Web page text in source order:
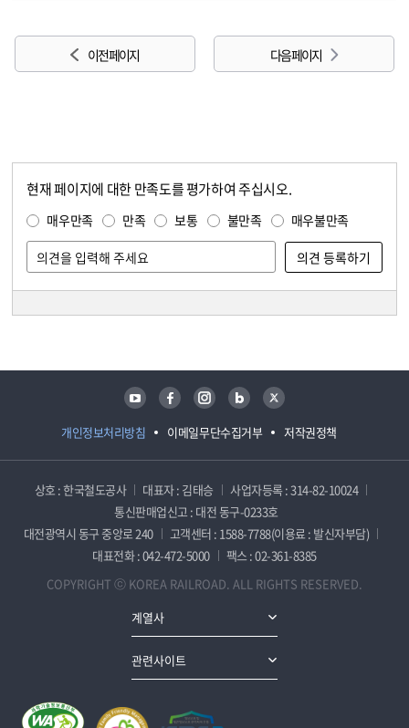
이전 페이지 다음 페이지
현재 페이지에 대한 만족도를 평가하여 주십시오.
매우만족 만족 보통 불만족 매우불만족
개인정보처리방침 이메일무단수집거부 저작권정책
유튜브 페이스북 인스타그램 블로그 트위터
상호 : 한국철도공사 대표자 : 김태승
사업자등록 : 314-82-10024
통신판매업신고 : 대전 동구-0233호
대전광역시 동구 중앙로 240
고객센터 : 1588-7788(이용료 : 발신자부담)
대표전화 : 042-472-5000
팩스 : 02-361-8385
COPYRIGHT ⓒ KOREA RAILROAD. ALL RIGHTS RESERVED.
계열사
관련사이트